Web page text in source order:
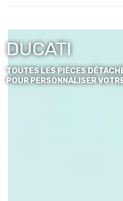
DUCATI
TOUTES LES PIÈCES
POUR PERSONNALISER